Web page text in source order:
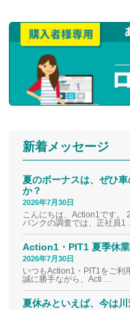
新着メッセージ
夏のボーナスは、ぜひ
か？
2026年7月30日
こんにちは、Action1です。
バンクの調査では、正社員1
Action1・PIT1 夏季休
2026年7月30日
いつもAction1・PIT1をご利
誠に勝手ながら、Acti …
夏休みといえば、今は川